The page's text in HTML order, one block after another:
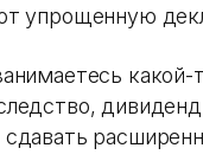
упрощенную